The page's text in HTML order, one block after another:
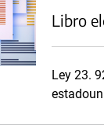
Libro
Ley 23.